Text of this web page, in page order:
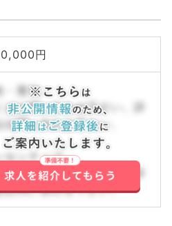
円
・賞与
はお問い合わせ下さい。詳
お問い合わせ下さい。
センティブ
はお問い合わせ下さい。詳
お問い合わせ下さい。